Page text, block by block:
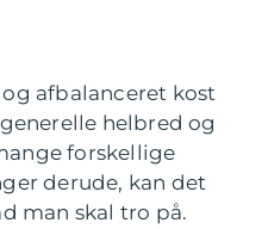
afbalanceret kost
helbred og
forskellige
derude, kan det
man skal tro på.